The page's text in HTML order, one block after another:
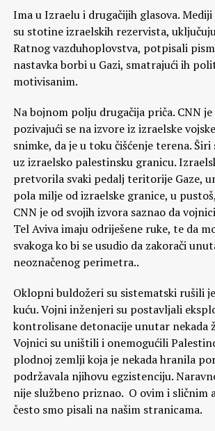
Ima u Izraelu i drugačijih glasova.
su stotine izraelskih rezervista,
Ratnog vazduhoplovstva, potpisali
nastavka borbi u Gazi, smatrajući ih
motivisanim.
Na bojnom polju drugačija priča. CNN
pozivajući se na izvore iz izraelske
snimke, da je u toku čišćenje terena.
uz izraelsko palestinsku granicu.
pretvorila svaki pedalj teritorije Gaze,
pola milje od izraelske granice, u
CNN je od svojih izvora saznao da
Tel Aviva imaju odriješene ruke, te da
svakoga ko bi se usudio da zakorači
neoznačenog perimetra..
Oklopni buldožeri su sistematski rušili
kuću. Vojni inženjeri su postavljali
kontrolisane detonacije unutar nekada
Vojnici su uništili i onemogućili
plodnoj zemlji koja je nekada hranila
podržavala njihovu egzistenciju.
nije službeno priznao. O ovim i sličnim
često smo pisali na našim stranicama.